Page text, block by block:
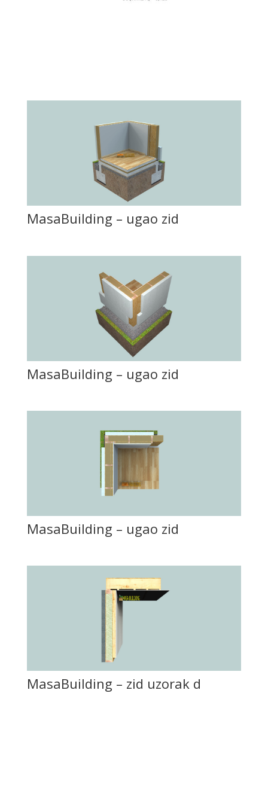
MasaBuilding – ugao zid
MasaBuilding – ugao zid
MasaBuilding – ugao zid
MasaBuilding – zid uzorak d